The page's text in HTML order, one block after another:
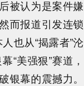
被认为是案件嫌
而报道引发连锁
也从“揭露者”沦
“美强狠”赛道，
幕的震撼力。